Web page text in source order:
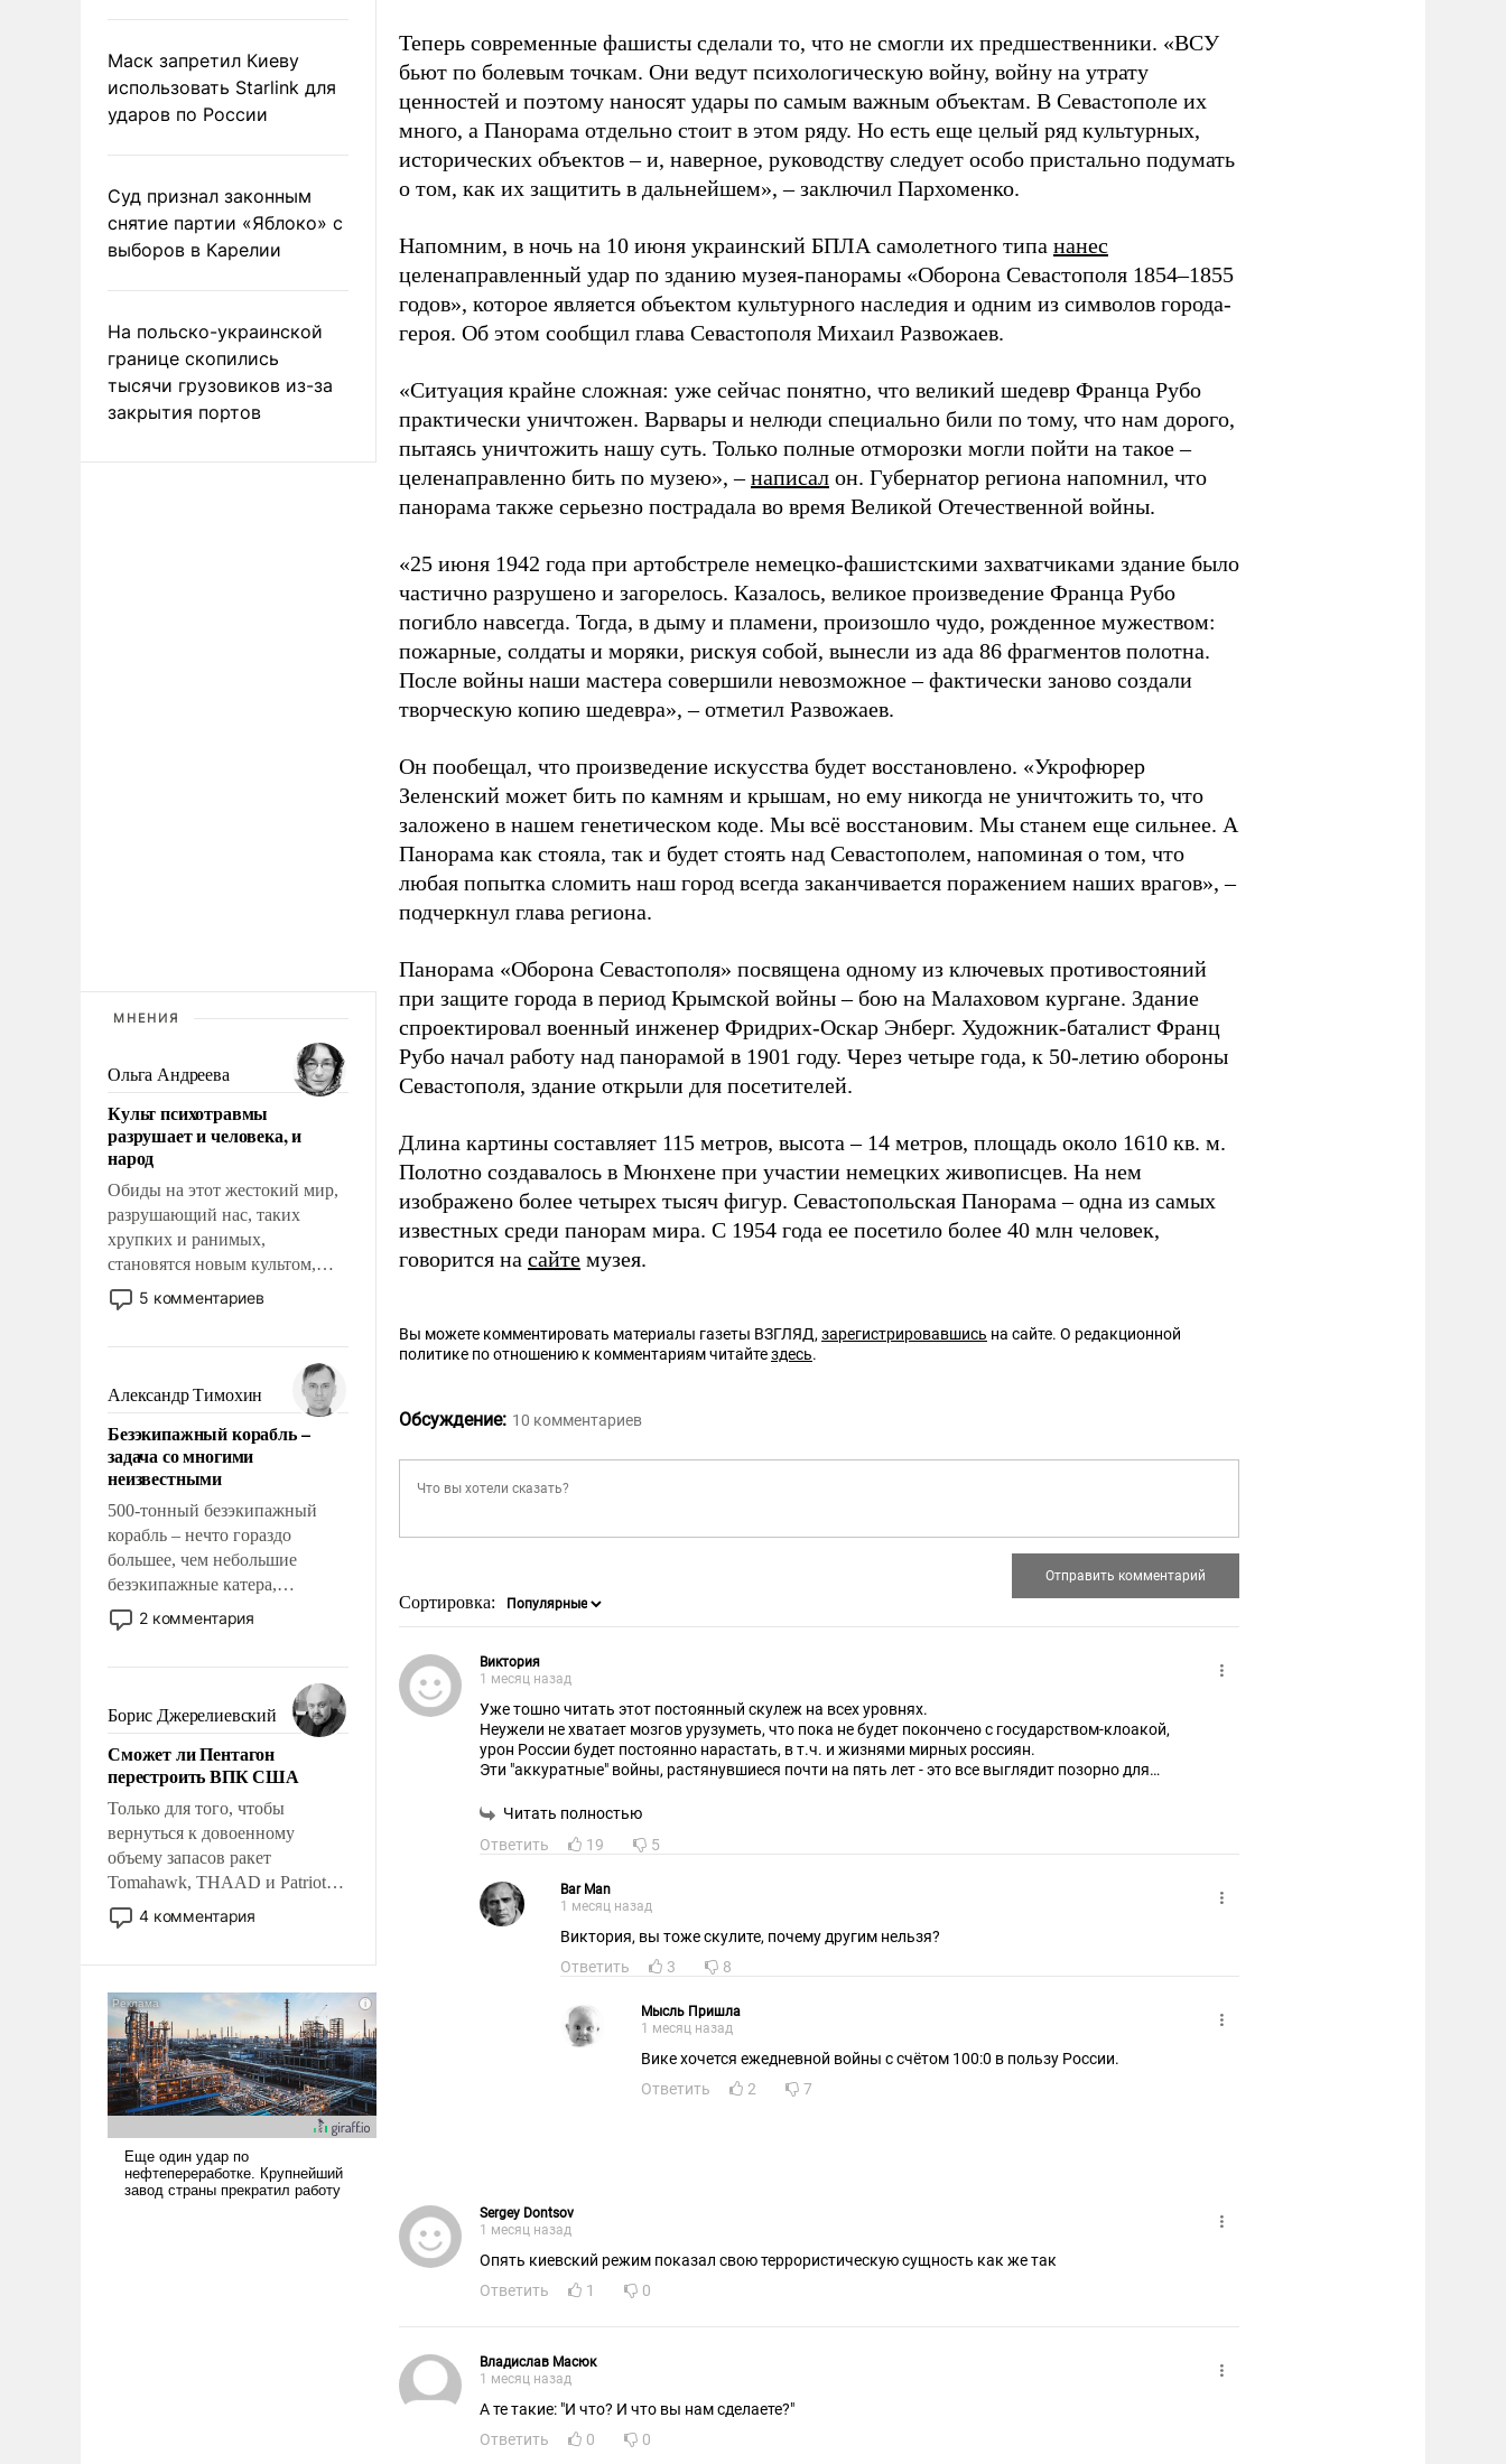
Маск запретил Киеву
использовать Starlink для
ударов по России
Суд признал законным
снятие партии «Яблоко» с
выборов в Карелии
На польско-украинской
границе скопились
тысячи грузовиков из-за
закрытия портов
МНЕНИЯ
Ольга Андреева
Культ психотравмы
разрушает и человека, и
народ
Обиды на этот жестокий мир,
разрушающий нас, таких
хрупких и ранимых,
становятся новым культом,
постепенно вытесняя и
отменяя традиционное
мужественным и твердым под
ударами судьбы, брать на себя
ответственность, помогать
слабым, идти вперед и
адаптироваться.
5 комментариев
Александр Тимохин
Безэкипажный корабль –
задача со многими
неизвестными
500-тонный безэкипажный
корабль – нечто гораздо
большее, чем небольшие
безэкипажные катера,
применение которых уже
стало обыденностью. Задача по
сложна и амбициозна. Однако
и ее реализация радикально
поднимет наши боевые
возможности.
2 комментария
Борис Джерелиевский
Сможет ли Пентагон
перестроить ВПК США
Только для того, чтобы
вернуться к довоенному
объему запасов ракет
Tomahawk, THAAD и Patriot
США потребуется более трех
лет. Даже небольшая война с
Сложившаяся ситуация
означает многолетний период
уязвимости США, например,
перед Китаем.
4 комментария
Теперь современные фашисты сделали то, что не смогли их предшественники. «ВСУ
бьют по болевым точкам. Они ведут психологическую войну, войну на утрату
ценностей и поэтому наносят удары по самым важным объектам. В Севастополе их
много, а Панорама отдельно стоит в этом ряду. Но есть еще целый ряд культурных,
исторических объектов – и, наверное, руководству следует особо пристально подумать
о том, как их защитить в дальнейшем», – заключил Пархоменко.
Напомним, в ночь на 10 июня украинский БПЛА самолетного типа нанес
целенаправленный удар по зданию музея-панорамы «Оборона Севастополя 1854–1855
годов», которое является объектом культурного наследия и одним из символов города-
героя. Об этом сообщил глава Севастополя Михаил Развожаев.
«Ситуация крайне сложная: уже сейчас понятно, что великий шедевр Франца Рубо
практически уничтожен. Варвары и нелюди специально били по тому, что нам дорого,
пытаясь уничтожить нашу суть. Только полные отморозки могли пойти на такое –
целенаправленно бить по музею», –написал он. Губернатор региона напомнил, что
панорама также серьезно пострадала во время Великой Отечественной войны.
«25 июня 1942 года при артобстреле немецко-фашистскими захватчиками здание было
частично разрушено и загорелось. Казалось, великое произведение Франца Рубо
погибло навсегда. Тогда, в дыму и пламени, произошло чудо, рожденное мужеством:
пожарные, солдаты и моряки, рискуя собой, вынесли из ада 86 фрагментов полотна.
После войны наши мастера совершили невозможное – фактически заново создали
творческую копию шедевра», – отметил Развожаев.
Он пообещал, что произведение искусства будет восстановлено. «Укрофюрер
Зеленский может бить по камням и крышам, но ему никогда не уничтожить то, что
заложено в нашем генетическом коде. Мы всё восстановим. Мы станем еще сильнее. А
Панорама как стояла, так и будет стоять над Севастополем, напоминая о том, что
любая попытка сломить наш город всегда заканчивается поражением наших врагов», –
подчеркнул глава региона.
Панорама «Оборона Севастополя» посвящена одному из ключевых противостояний
при защите города в период Крымской войны – бою на Малаховом кургане. Здание
спроектировал военный инженер Фридрих-Оскар Энберг. Художник-баталист Франц
Рубо начал работу над панорамой в 1901 году. Через четыре года, к 50-летию обороны
Севастополя, здание открыли для посетителей.
Длина картины составляет 115 метров, высота – 14 метров, площадь около 1610 кв. м.
Полотно создавалось в Мюнхене при участии немецких живописцев. На нем
изображено более четырех тысяч фигур. Севастопольская Панорама – одна из самых
известных среди панорам мира. С 1954 года ее посетило более 40 млн человек,
говорится на сайте музея.
Вы можете комментировать материалы газеты ВЗГЛЯД,зарегистрировавшись на сайте. О редакционной
политике по отношению к комментариям читайтездесь.
Обсуждение: 10 комментариев
Сортировка:
Виктория
1 месяц назад
Уже тошно читать этот постоянный скулеж на всех уровнях.
Неужели не хватает мозгов урузуметь, что пока не будет покончено с государством-клоакой,
урон России будет постоянно нарастать, в т.ч. и жизнями мирных россиян.
Эти "аккуратные" войны, растянувшиеся почти на пять лет - это все выглядит позорно для
Читать полностью
Ответить
19 5
Bar Man
1 месяц назад
Виктория, вы тоже скулите, почему другим нельзя?
Ответить
3 8
Мысль Пришла
1 месяц назад
Вике хочется ежедневной войны с счётом 100:0 в пользу России.
Ответить
2 7
Sergey Dontsov
1 месяц назад
Опять киевский режим показал свою террористическую сущность как же так
Ответить
1 0
Владислав Масюк
1 месяц назад
А те такие: "И что? И что вы нам сделаете?"
Ответить
0 0